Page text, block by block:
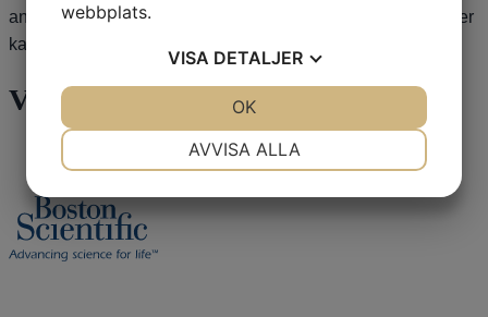
ansiktsmimiken inte fungerar. Fysioterapeuter och logopeder
kan hjälpa till ytterligare med detta. /Dag Nyholm
Våra sponsorer
webbplats.
VISA DETALJER
MARKNADSFÖRING
AVVISA ALLA
OK